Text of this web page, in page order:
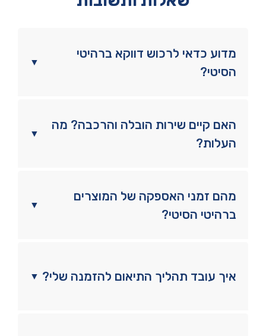
▼
מדוע כדאי לרכוש דווקא ברהיטי
הסיטי?
▼
האם קיים שירות הובלה והרכבה? מה
העלות?
▼
מהם זמני האספקה של המוצרים
ברהיטי הסיטי?
▼ איך עובד תהליך התיאום להזמנה שלי?